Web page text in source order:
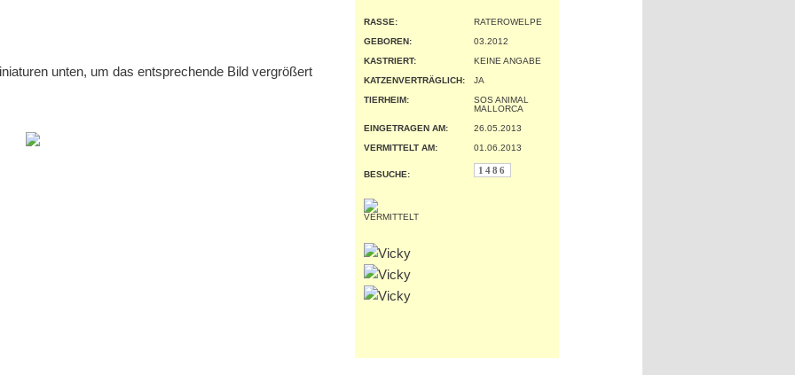
unten, um das entsprechende Bild vergrößert
RASSE:
RATEROWELPE
GEBOREN:
03.2012
KASTRIERT:
KEINE ANGABE
KATZENVERTRÄGLICH:
JA
TIERHEIM:
SOS ANIMAL
MALLORCA
EINGETRAGEN AM:
26.05.2013
VERMITTELT AM:
01.06.2013
BESUCHE: 1486